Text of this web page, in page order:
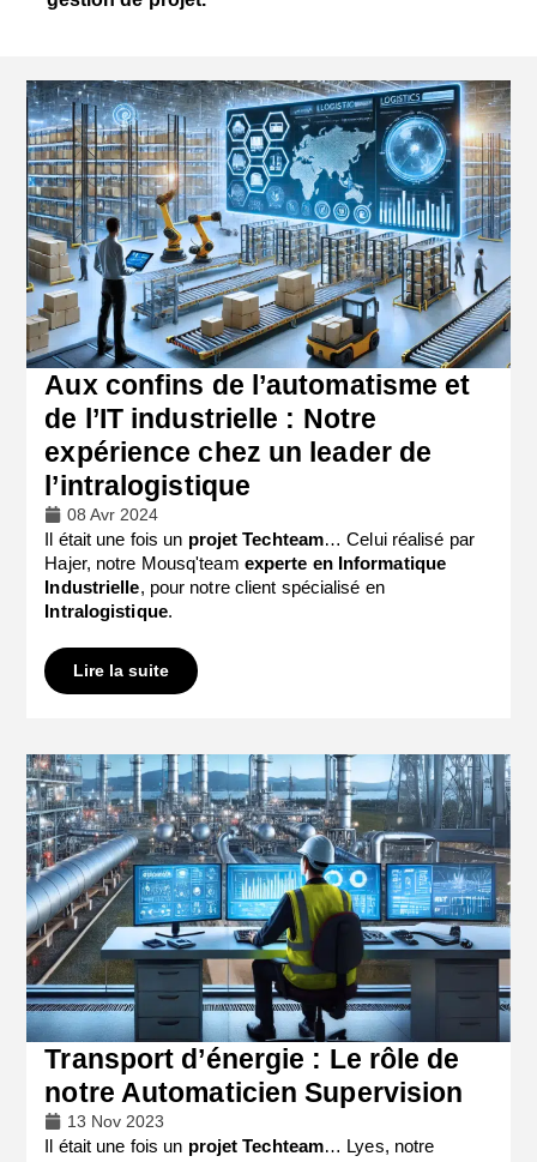
Aux confins de l’automatisme et
de l’IT industrielle : Notre
expérience chez un leader de
l’intralogistique
08 Avr 2024
Il était une fois un projet Techteam… Celui réalisé par
Hajer, notre Mousq'team experte en Informatique
Industrielle, pour notre client spécialisé en
Intralogistique.
Lire la suite
Transport d’énergie : Le rôle de
notre Automaticien Supervision
13 Nov 2023
Il était une fois un projet Techteam… Lyes, notre